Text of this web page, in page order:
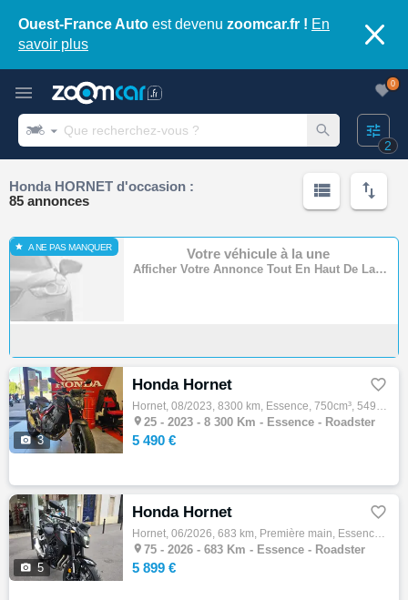
Ouest-France Auto est devenu zoomcar.fr ! En
savoir plus
2
0
Honda HORNET d'occasion :
85 annonces
A NE PAS MANQUER Votre véhicule à la une
Afficher Votre Annonce Tout En Haut De La Page
 3
Honda Hornet 
Hornet, 08/2023, 8300 km, Essence, 750cm³, 5490 € Equipements : Honda cb750 hornet du00 KMS Shifter reprise et financement possible Full ou…
 25 - 2023 - 8 300 Km - Essence - Roadster
5 490 €
 5
Honda Hornet 
Hornet, 06/2026, 683 km, Première main, Essence, 500cm³, Couleur noir, 5899 € Equipements : ABS,Assurance sur place,Démarches administrativ…
 75 - 2026 - 683 Km - Essence - Roadster
5 899 €